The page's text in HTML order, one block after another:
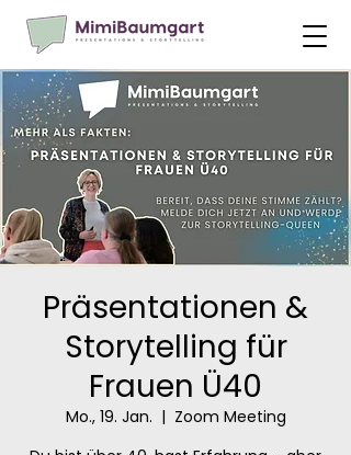
Präsentationen &
Storytelling für
Frauen Ü40
Mo., 19. Jan.
  |
Zoom Meeting